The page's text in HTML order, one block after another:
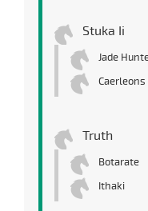
Stuka Ii
Jade
Caerleons
Truth
Botarate
Ithaki